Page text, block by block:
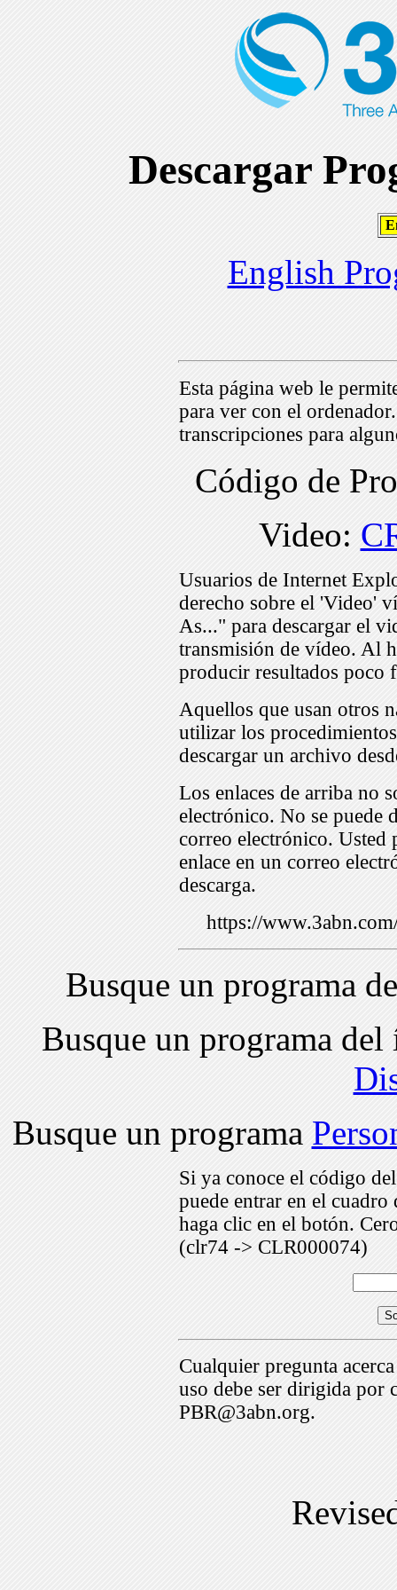
Descargar
English
Esta página web le
para ver con el
transcripciones para
Código de
Video:
Usuarios de Internet
derecho sobre el 'Video'
As..." para descargar el
transmisión de vídeo. Al
producir resultados poco
Aquellos que usan otros
utilizar los
descargar un archivo
Los enlaces de arriba no
electrónico. No se puede
correo electrónico. Usted
enlace en un correo
descarga.
https://
Busque un programa
Busque un programa
Busque un programa
Si ya conoce el código
puede entrar en el
haga clic en el botón.
(clr74 -> CLR000074)
Cualquier pregunta
uso debe ser dirigida por
PBR@3abn.org.